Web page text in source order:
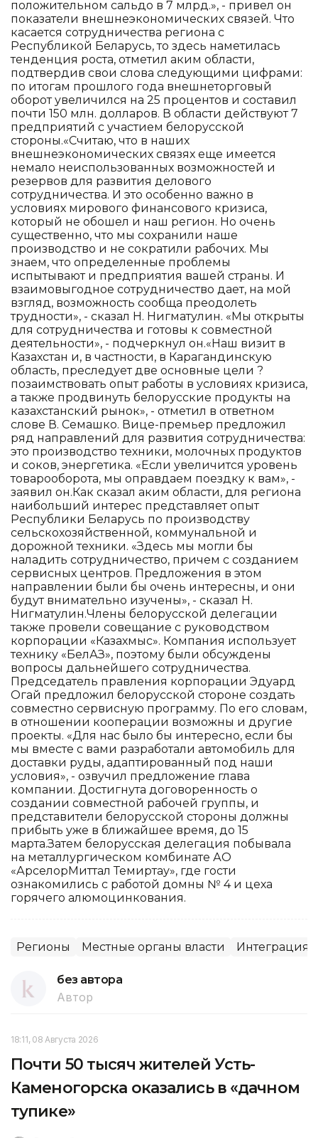
положительном сальдо в 7 млрд.», - привел он
показатели внешнеэкономических связей. Что
касается сотрудничества региона с
Республикой Беларусь, то здесь наметилась
тенденция роста, отметил аким области,
подтвердив свои слова следующими цифрами:
по итогам прошлого года внешнеторговый
оборот увеличился на 25 процентов и составил
почти 150 млн. долларов. В области действуют 7
предприятий с участием белорусской
стороны.«Считаю, что в наших
внешнеэкономических связях еще имеется
немало неиспользованных возможностей и
резервов для развития делового
сотрудничества. И это особенно важно в
условиях мирового финансового кризиса,
который не обошел и наш регион. Но очень
существенно, что мы сохранили наше
производство и не сократили рабочих. Мы
знаем, что определенные проблемы
испытывают и предприятия вашей страны. И
взаимовыгодное сотрудничество дает, на мой
взгляд, возможность сообща преодолеть
трудности», - сказал Н. Нигматулин. «Мы открыты
для сотрудничества и готовы к совместной
деятельности», - подчеркнул он.«Наш визит в
Казахстан и, в частности, в Карагандинскую
область, преследует две основные цели ?
позаимствовать опыт работы в условиях кризиса,
а также продвинуть белорусские продукты на
казахстанский рынок», - отметил в ответном
слове В. Семашко. Вице-премьер предложил
ряд направлений для развития сотрудничества:
это производство техники, молочных продуктов
и соков, энергетика. «Если увеличится уровень
товарооборота, мы оправдаем поездку к вам», -
заявил он.Как сказал аким области, для региона
наибольший интерес представляет опыт
Республики Беларусь по производству
сельскохозяйственной, коммунальной и
дорожной техники. «Здесь мы могли бы
наладить сотрудничество, причем с созданием
сервисных центров. Предложения в этом
направлении были бы очень интересны, и они
будут внимательно изучены», - сказал Н.
Нигматулин.Члены белорусской делегации
также провели совещание с руководством
корпорации «Казахмыс». Компания использует
технику «БелАЗ», поэтому были обсуждены
вопросы дальнейшего сотрудничества.
Председатель правления корпорации Эдуард
Огай предложил белорусской стороне создать
совместно сервисную программу. По его словам,
в отношении кооперации возможны и другие
проекты. «Для нас было бы интересно, если бы
мы вместе с вами разработали автомобиль для
доставки руды, адаптированный под наши
условия», - озвучил предложение глава
компании. Достигнута договоренность о
создании совместной рабочей группы, и
представители белорусской стороны должны
прибыть уже в ближайшее время, до 15
марта.Затем белорусская делегация побывала
на металлургическом комбинате АО
«АрселорМиттал Темиртау», где гости
ознакомились с работой домны № 4 и цеха
горячего алюмоцинкования.
Регионы Местные органы власти Интеграция
без автора
Автор
18:11, 08 Августа 2026
Почти 50 тысяч жителей Усть-
Каменогорска оказались в «дачном
тупике»